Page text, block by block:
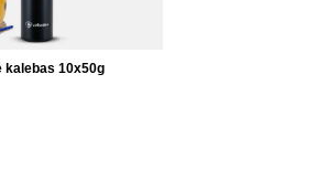
kalebas 10x50g